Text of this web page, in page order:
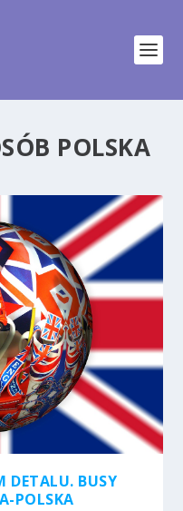
POLSKA
DETALU. BUSY
POLSKA